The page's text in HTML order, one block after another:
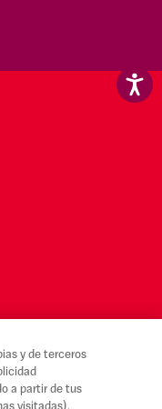
y de terceros
a partir de tus